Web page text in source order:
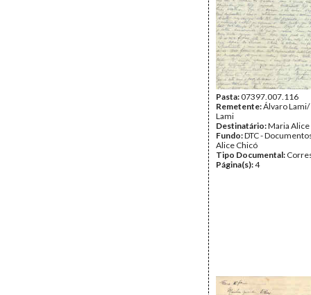
Pasta:07397.007.116
Remetente:Álvaro
Lami
Destinatário:Maria Alice
Fundo:DTC -
Alice Chicó
Tipo Documental:
Página(s):4